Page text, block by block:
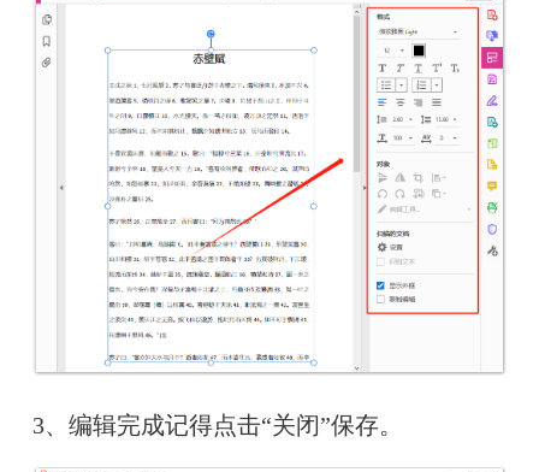
3、编辑完成记得点击“关闭”保存。